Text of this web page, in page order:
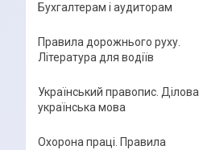
Бухгалтерам і аудиторам
Правила дорожнього руху.
Література для водіїв
Український правопис. Ділова
українська мова
Охорона праці. Правила